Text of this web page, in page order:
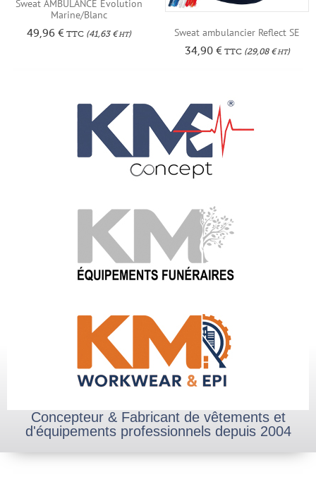
Sweat AMBULANCE Évolution
Marine/Blanc
49,96 € TTC (41,63 €HT) Sweat ambulancier Reflect SE
34,90 €TTC(29,08 €HT)
Concepteur & Fabricant de vêtements et
d'équipements professionnels depuis 2004